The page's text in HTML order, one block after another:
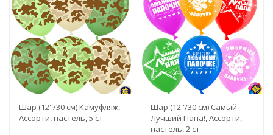
Шар (12''/30 см) Камуфляж,
Ассорти, пастель, 5 ст
Шар (12''/30 см) Самый
Лучший Папа!, Ассорти,
пастель, 2 ст